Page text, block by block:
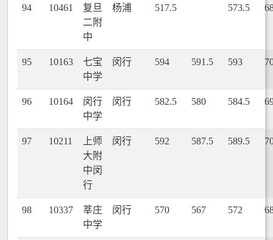
94 10461
复旦
二附
中
杨浦 517.5 573.5
95 10163
七宝
中学
闵行 594 591.5 593
96 10164
闵行
中学
闵行 582.5 580 584.5
97 10211
上师
大附
中闵
行
闵行 592 587.5 589.5
98 10337
莘庄
中学
闵行 570 567 572